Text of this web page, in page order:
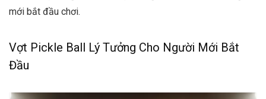
mới bắt đầu chơi.
Vợt Pickle Ball Lý Tưởng Cho Người Mới Bắt
Đầu